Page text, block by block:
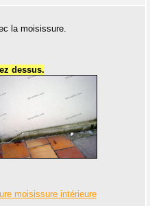
la moisissure.
dessus.
moisissure intérieure